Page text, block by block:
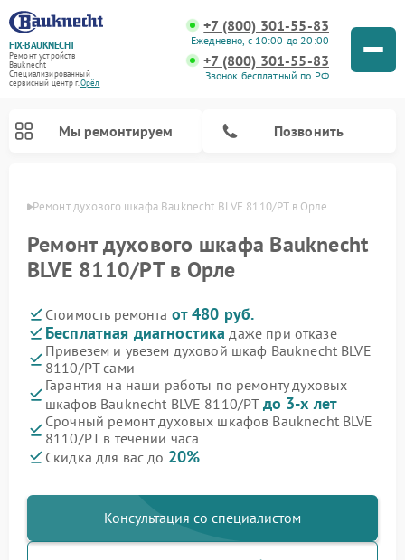
FIX-BAUKNECHT
Ремонт устройств
Bauknecht
Специализированный
cервисный центр г.Орёл
+7 (800) 301-55-83
Ежедневно, с 10:00 до 20:00
+7 (800) 301-55-83
Звонок бесплатный по РФ
Мы ремонтируем Позвонить
Ремонт духового шкафа Bauknecht BLVE 8110/PT в Орле
Ремонт духового шкафа Bauknecht
BLVE 8110/PT в Орле
Стоимость ремонта от 480 руб.
Бесплатная диагностика даже при отказе
Привезем и увезем духовой шкаф Bauknecht BLVE
8110/PT сами
Гарантия на наши работы по ремонту духовых
шкафов Bauknecht BLVE 8110/PT до 3-х лет
Срочный ремонт духовых шкафов Bauknecht BLVE
8110/PT в течении часа
Скидка для вас до 20%
Консультация со специалистом